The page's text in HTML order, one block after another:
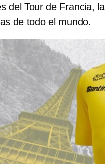
del Tour de Francia,
de todo el mundo.